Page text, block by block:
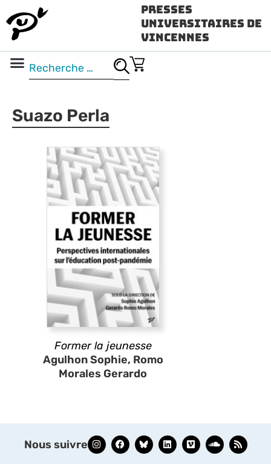
Presses
Universitaires de
Vincennes
Suazo Perla
Former la jeunesse
Agulhon Sophie, Romo
Morales Gerardo
Nous suivre